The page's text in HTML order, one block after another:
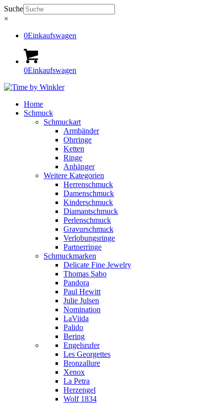
Suche
×
0Einkaufswagen
0Einkaufswagen
Home
Schmuck
Schmuckart
Armbänder
Ohrringe
Ketten
Ringe
Anhänger
Weitere Kategorien
Herrenschmuck
Damenschmuck
Kinderschmuck
Diamantschmuck
Perlenschmuck
Gravurschmuck
Verlobungsringe
Partnerringe
Schmuckmarken
Delicate Fine Jewelry
Thomas Sabo
Pandora
Paul Hewitt
Julie Julsen
Nomination
LaViida
Palido
Bering
Engelsrufer
Les Georgettes
Bronzallure
Xenox
La Petra
Herzengel
Wolf 1834